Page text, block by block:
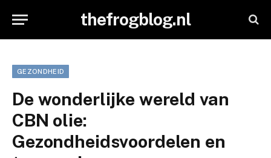
thefrogblog.nl
GEZONDHEID
De wonderlijke wereld van
CBN olie:
Gezondheidsvoordelen en